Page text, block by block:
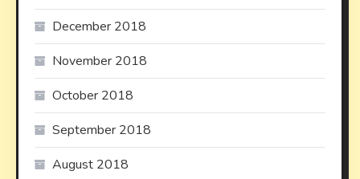
December 2018
November 2018
October 2018
September 2018
August 2018